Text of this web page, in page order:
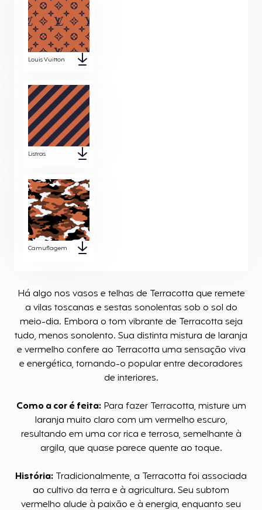
Há algo nos vasos e telhas de Terracotta que remete
a vilas toscanas e sestas sonolentas sob o sol do
meio-dia. Embora o tom vibrante de Terracotta seja
tudo, menos sonolento. Sua distinta mistura de laranja
e vermelho confere ao Terracotta uma sensação viva
e energética, tornando-o popular entre decoradores
de interiores.
Como a cor é feita:Para fazer Terracotta, misture um
laranja muito claro com um vermelho escuro,
resultando em uma cor rica e terrosa, semelhante à
argila, que quase parece quente ao toque.
História: Tradicionalmente, a Terracotta foi associada
ao cultivo da terra e à agricultura. Seu subtom
vermelho alude à paixão e à energia, enquanto seu
Louis Vuitton
Listras
Camuflagem